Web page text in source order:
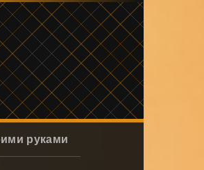
руками